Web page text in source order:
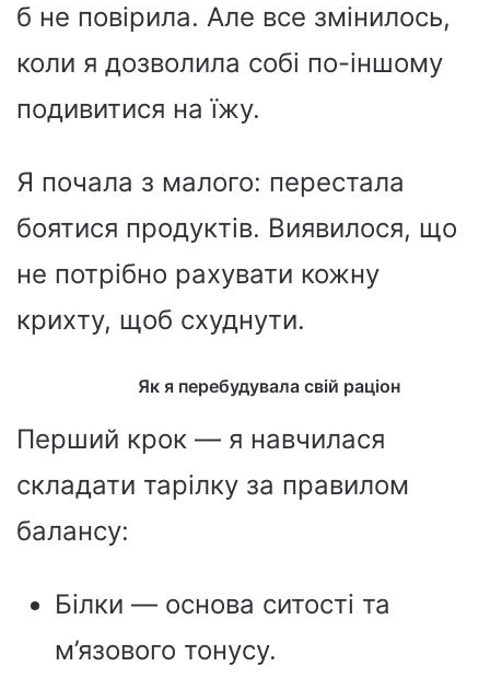
б не повірила. Але все змінилось,
коли я дозволила собі по-іншому
подивитися на їжу.
Я почала з малого: перестала
боятися продуктів. Виявилося, що
не потрібно рахувати кожну
крихту, щоб схуднути.
Як я перебудувала свій раціон
Перший крок — я навчилася
складати тарілку за правилом
балансу:
Білки — основа ситості та
м’язового тонусу.